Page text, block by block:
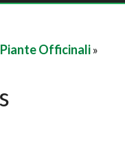
Piante Officinali»